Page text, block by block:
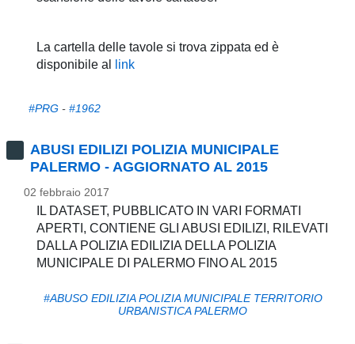
DataLa cartella delle tavole si trova zippata ed è
disponibile al
link
#PRG- #1962
ABUSI EDILIZI POLIZIA MUNICIPALE
PALERMO - AGGIORNATO AL 2015
02 febbraio 2017
IL DATASET, PUBBLICATO IN VARI FORMATI
APERTI, CONTIENE GLI ABUSI EDILIZI, RILEVATI
DALLA POLIZIA EDILIZIA DELLA POLIZIA
MUNICIPALE DI PALERMO FINO AL 2015
#ABUSO EDILIZIA POLIZIA MUNICIPALE TERRITORIO
URBANISTICA PALERMO